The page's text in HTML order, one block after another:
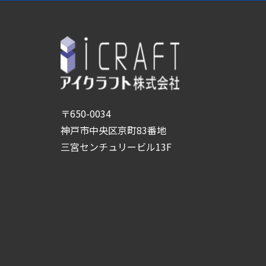
〒650-0034
神戸市中央区京町83番地
三宮センチュリービル13F